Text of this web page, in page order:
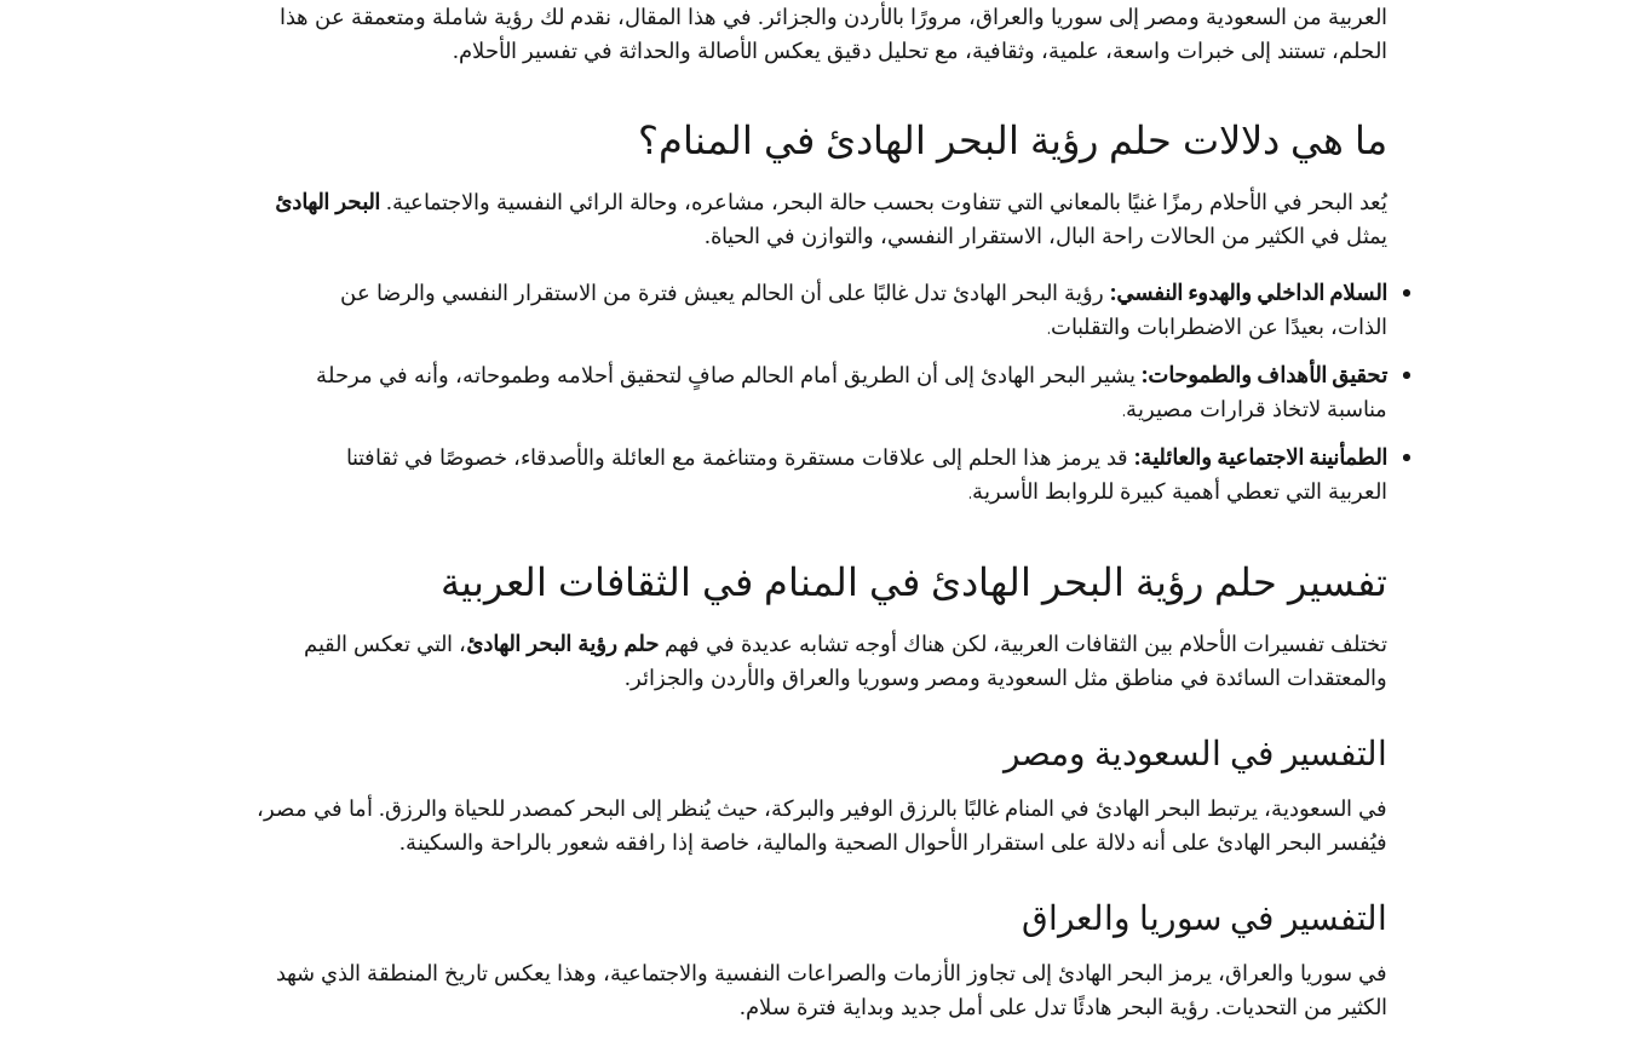
العربية من السعودية ومصر إلى سوريا والعراق، مرورًا بالأردن والجزائر. في هذا المقال، نقدم لك رؤية شاملة ومتعمقة عن هذا
الحلم، تستند إلى خبرات واسعة، علمية، وثقافية، مع تحليل دقيق يعكس الأصالة والحداثة في تفسير الأحلام.
ما هي دلالات حلم رؤية البحر الهادئ في المنام؟
يُعد البحر في الأحلام رمزًا غنيًا بالمعاني التي تتفاوت بحسب حالة البحر، مشاعره، وحالة الرائي النفسية والاجتماعية. البحر الهادئ
يمثل في الكثير من الحالات راحة البال، الاستقرار النفسي، والتوازن في الحياة.
السلام الداخلي والهدوء النفسي: رؤية البحر الهادئ تدل غالبًا على أن الحالم يعيش فترة من الاستقرار النفسي والرضا عن
الذات، بعيدًا عن الاضطرابات والتقلبات.
تحقيق الأهداف والطموحات: يشير البحر الهادئ إلى أن الطريق أمام الحالم صافٍ لتحقيق أحلامه وطموحاته، وأنه في مرحلة
مناسبة لاتخاذ قرارات مصيرية.
الطمأنينة الاجتماعية والعائلية: قد يرمز هذا الحلم إلى علاقات مستقرة ومتناغمة مع العائلة والأصدقاء، خصوصًا في ثقافتنا
العربية التي تعطي أهمية كبيرة للروابط الأسرية.
تفسير حلم رؤية البحر الهادئ في المنام في الثقافات العربية
تختلف تفسيرات الأحلام بين الثقافات العربية، لكن هناك أوجه تشابه عديدة في فهم حلم رؤية البحر الهادئ، التي تعكس القيم
والمعتقدات السائدة في مناطق مثل السعودية ومصر وسوريا والعراق والأردن والجزائر.
التفسير في السعودية ومصر
في السعودية، يرتبط البحر الهادئ في المنام غالبًا بالرزق الوفير والبركة، حيث يُنظر إلى البحر كمصدر للحياة والرزق. أما في مصر،
فيُفسر البحر الهادئ على أنه دلالة على استقرار الأحوال الصحية والمالية، خاصة إذا رافقه شعور بالراحة والسكينة.
التفسير في سوريا والعراق
في سوريا والعراق، يرمز البحر الهادئ إلى تجاوز الأزمات والصراعات النفسية والاجتماعية، وهذا يعكس تاريخ المنطقة الذي شهد
الكثير من التحديات. رؤية البحر هادئًا تدل على أمل جديد وبداية فترة سلام.